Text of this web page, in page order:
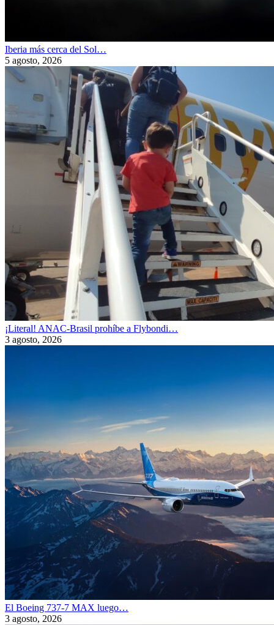
Iberia más cerca del Sol…
5 agosto, 2026
¡Literal! ANAC-Brasil prohíbe a Flybondi…
3 agosto, 2026
El Boeing 737-7 MAX luego…
3 agosto, 2026